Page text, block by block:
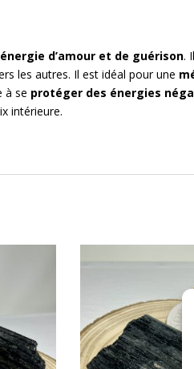
d’amour et de guérison.
les autres. Il est idéal pour une
à se protéger des énergies
intérieure.